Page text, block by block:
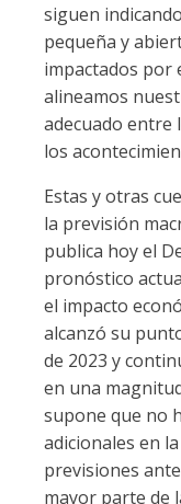
siguen
pequeña y
impactados por
alineamos
adecuado entre
los
Estas y otras
la previsión
publica hoy el
pronóstico
el impacto
alcanzó su
de 2023 y
en una
supone que no
adicionales en
previsiones
mayor parte de